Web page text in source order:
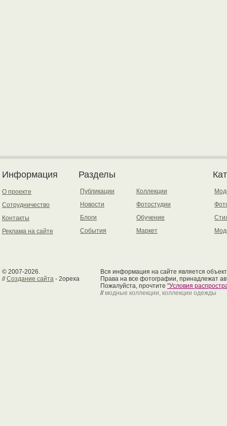
Информация
О проекте
Сотрудничество
Контакты
Реклама на сайте
Разделы
Публикации
Новости
Блоги
События
Коллекции
Фотостудии
Обучение
Маркет
© 2007-2026.
//Создание сайта - 2opexa
Вся информация на сайте является
Права на все фотографии, принадлежат
Пожалуйста, прочтите "Условия
// модные коллекции, коллекции одежды